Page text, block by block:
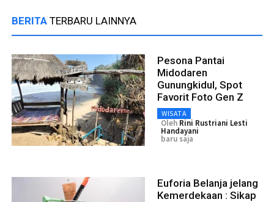
BERITA TERBARU LAINNYA
Pesona Pantai
Midodaren
Gunungkidul, Spot
Favorit Foto Gen Z
WISATA
Oleh Rini Rustriani Lesti
Handayani
baru saja
Euforia Belanja jelang
Kemerdekaan : Sikap